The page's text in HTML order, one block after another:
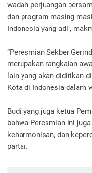
wadah perjuangan
dan program masing-
Indonesia yang adil,
“Peresmian Sekber
merupakan rangkaian
lain yang akan didirikan
Kota di Indonesia dalam
Budi yang juga ketua
bahwa Peresmian ini
keharmonisan, dan
partai.